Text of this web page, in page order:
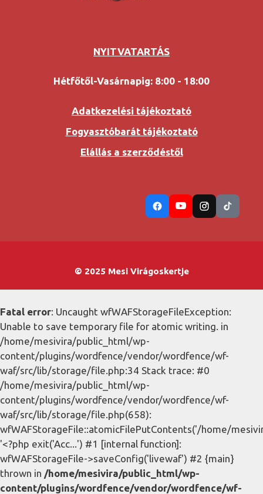
NYITVATARTÁS
Hétfőtől-Vasárnapig: 8:00 - 18:00
Adatkezelési tájékoztató
Fogyasztóbarát tájékoztató
Elállás a szerződéstől
© 2025 Mesi Virágoskertje
Fatal error: Uncaught wfWAFStorageFileException:
Unable to save temporary file for atomic writing. in
/home/mesivira/public_html/wp-
content/plugins/wordfence/vendor/wordfence/wf-
waf/src/lib/storage/file.php:34 Stack trace: #0
/home/mesivira/public_html/wp-
content/plugins/wordfence/vendor/wordfence/wf-
waf/src/lib/storage/file.php(658):
wfWAFStorageFile::atomicFilePutContents('/home/
'<?php exit('Acc...') #1 [internal function]:
wfWAFStorageFile->saveConfig('livewaf') #2 {main}
thrown in /home/mesivira/public_html/wp-
content/plugins/wordfence/vendor/wordfence/wf-